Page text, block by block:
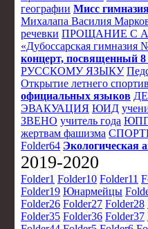
географии Мисс
Михалапа Василия
речевки ПРОЩАНИЕ С
«Дубоссарская гимназия
концерт, посвященный
РУССКОМУ ЯЗЫКУ
Открытие летнего
официальных языков
ЭВАКУАЦИЯ ЮИД
ЗВЕНО учитель года
жертвам фашизма
Folder64 Экологическая
2019-2020
Folder1 Folder10 Folder11
Folder19 Юнармейцы
Folder26 Folder27 Folder28
Folder35 Folder36 Folder37